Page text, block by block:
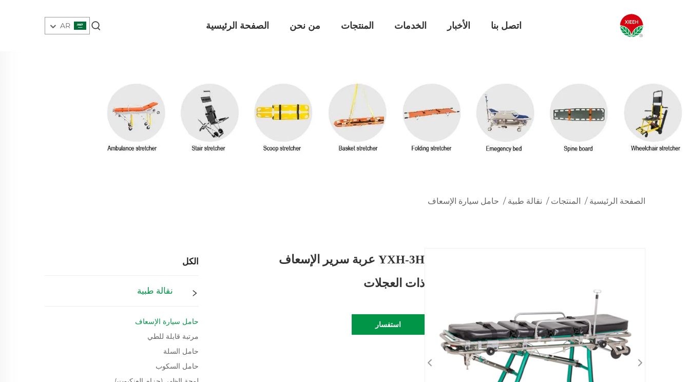
الصفحة الرئيسية من نحن المنتجات الخدمات الأخبار اتصل بنا AR
الصفحة الرئيسية / المنتجات / نقالة طبية / حامل سيارة الإسعاف
الكل
نقالة طبية
حامل سيارة الإسعاف
مرتبة قابلة للطي
حامل السلة
حامل السكوب
YXH-3H عربة سرير الإسعاف
ذات العجلات
استفسار